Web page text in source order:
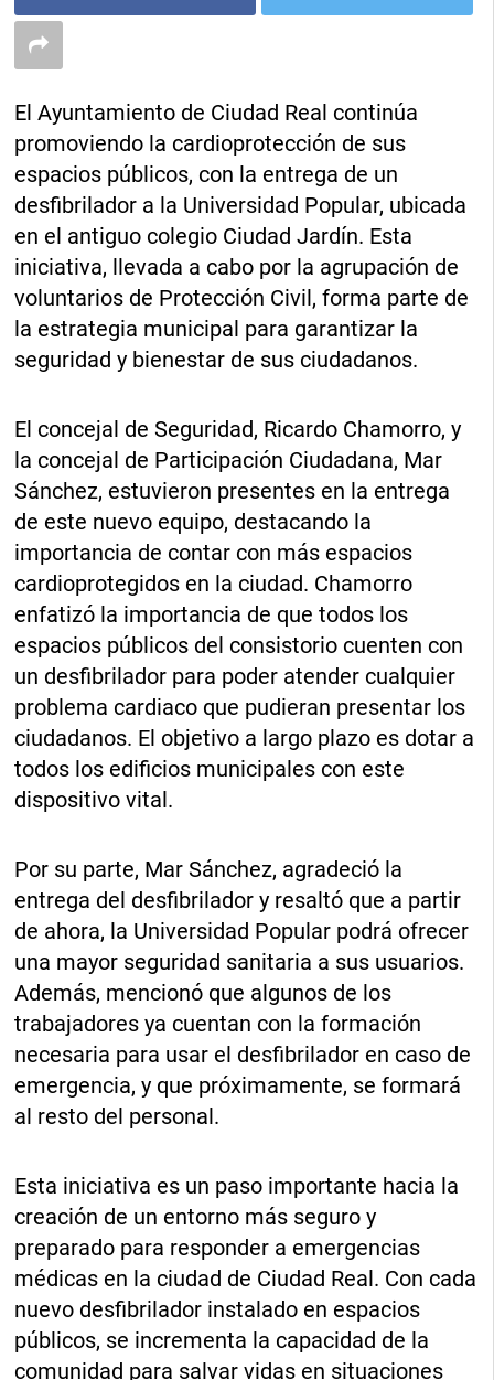
El Ayuntamiento de Ciudad Real continúa
promoviendo la cardioprotección de sus
espacios públicos, con la entrega de un
desfibrilador a la Universidad Popular, ubicada
en el antiguo colegio Ciudad Jardín. Esta
iniciativa, llevada a cabo por la agrupación de
voluntarios de Protección Civil, forma parte de
la estrategia municipal para garantizar la
seguridad y bienestar de sus ciudadanos.
El concejal de Seguridad, Ricardo Chamorro, y
la concejal de Participación Ciudadana, Mar
Sánchez, estuvieron presentes en la entrega
de este nuevo equipo, destacando la
importancia de contar con más espacios
cardioprotegidos en la ciudad. Chamorro
enfatizó la importancia de que todos los
espacios públicos del consistorio cuenten con
un desfibrilador para poder atender cualquier
problema cardiaco que pudieran presentar los
ciudadanos. El objetivo a largo plazo es dotar a
todos los edificios municipales con este
dispositivo vital.
Por su parte, Mar Sánchez, agradeció la
entrega del desfibrilador y resaltó que a partir
de ahora, la Universidad Popular podrá ofrecer
una mayor seguridad sanitaria a sus usuarios.
Además, mencionó que algunos de los
trabajadores ya cuentan con la formación
necesaria para usar el desfibrilador en caso de
emergencia, y que próximamente, se formará
al resto del personal.
Esta iniciativa es un paso importante hacia la
creación de un entorno más seguro y
preparado para responder a emergencias
médicas en la ciudad de Ciudad Real. Con cada
nuevo desfibrilador instalado en espacios
públicos, se incrementa la capacidad de la
comunidad para salvar vidas en situaciones